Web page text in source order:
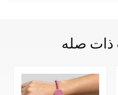
ذات صله